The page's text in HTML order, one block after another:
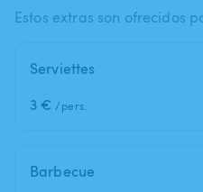
Estos extras son ofrecidos
Serviettes
3 € /pers.
Barbecue